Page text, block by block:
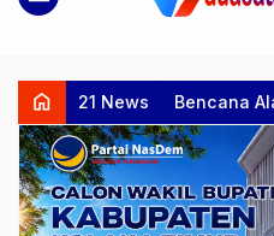
home 21 News Bencana